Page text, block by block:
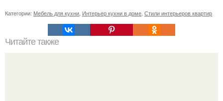
Категории: Мебель для кухни Интерьер кухни в доме Стили интерьеров квартир
Читайте также